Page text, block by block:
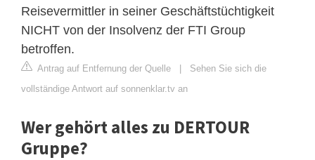
Reisevermittler in seiner Geschäftstüchtigkeit
NICHT von der Insolvenz der FTI Group
betroffen.
Antrag auf Entfernung der Quelle | Sehen Sie sich die
vollständige Antwort auf sonnenklar.tv an
Wer gehört alles zu DERTOUR
Gruppe?